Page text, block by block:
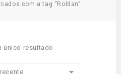
com a tag “Roldan”
único resultado